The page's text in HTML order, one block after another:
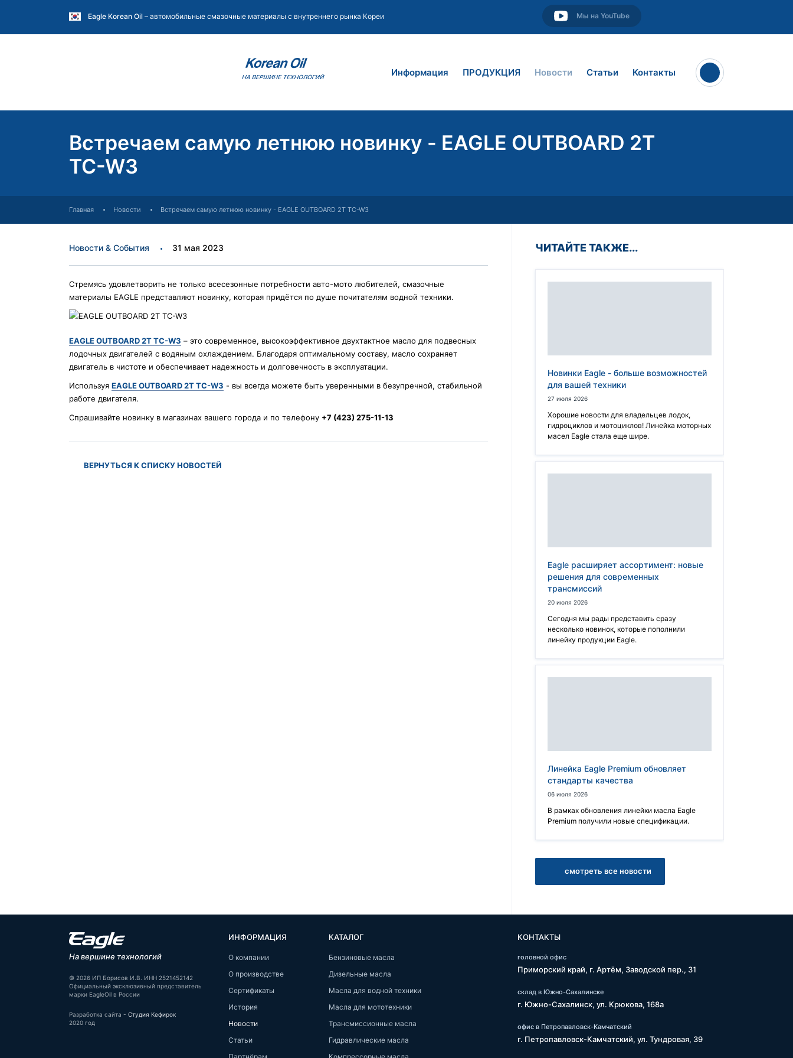
Eagle Korean Oil – автомобильные смазочные материалы с внутреннего рынка Кореи Мы на YouTube
Информация ПРОДУКЦИЯ Новости Статьи Контакты
Встречаем самую летнюю новинку - EAGLE OUTBOARD 2T
TC-W3
Главная Новости Встречаем самую летнюю новинку - EAGLE OUTBOARD 2T TC-W3
Новости & События 31 мая 2023
Стремясь удовлетворить не только всесезонные потребности авто-мото любителей, смазочные
материалы EAGLE представляют новинку, которая придётся по душе почитателям водной техники.
EAGLE OUTBOARD 2T TC-W3 – это современное, высокоэффективное двухтактное масло для подвесных
лодочных двигателей с водяным охлаждением. Благодаря оптимальному составу, масло сохраняет
двигатель в чистоте и обеспечивает надежность и долговечность в эксплуатации.
Используя EAGLE OUTBOARD 2T TC-W3 - вы всегда можете быть уверенными в безупречной, стабильной
работе двигателя.
Спрашивайте новинку в магазинах вашего города и по телефону +7 (423) 275-11-13
ВЕРНУТЬСЯ К СПИСКУ НОВОСТЕЙ
ЧИТАЙТЕ ТАКЖЕ...
Новинки Eagle - больше возможностей
для вашей техники
27 июля 2026
Хорошие новости для владельцев лодок,
гидроциклов и мотоциклов! Линейка моторных
масел Eagle стала еще шире.
Eagle расширяет ассортимент: новые
решения для современных
трансмиссий
20 июля 2026
Сегодня мы рады представить сразу
несколько новинок, которые пополнили
линейку продукции Eagle.
Линейка Eagle Premium обновляет
стандарты качества
06 июля 2026
В рамках обновления линейки масла Eagle
Premium получили новые спецификации.
смотреть все новости
КОНТАКТЫ
головной офис
Приморский край, г. Артём, Заводской пер., 31
склад в Южно-Сахалинске
г. Южно-Сахалинск, ул. Крюкова, 168а
офис в Петропавловск-Камчатский
г. Петропавловск-Камчатский, ул. Тундровая, 39
ИНФОРМАЦИЯ
О компании
О производстве
Сертификаты
История
Новости
Статьи
КАТАЛОГ
Бензиновые масла
Дизельные масла
Масла для водной техники
Масла для мототехники
Трансмиссионные масла
Гидравлические масла
На вершине технологий
© 2026 ИП Борисов И.В. ИНН 2521452142
Официальный эксклюзивный представитель
марки EagleOil в России
Разработка сайта - Студия Кефирок
2020 год